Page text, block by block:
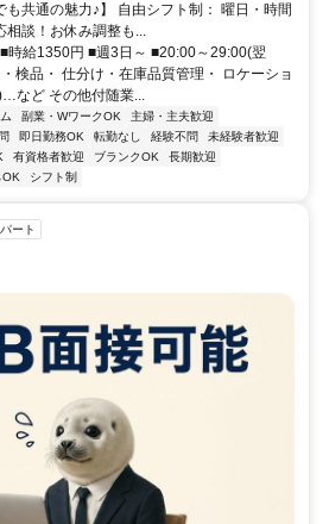
も共通の魅力♪】 自由シフト制： 曜日・時間
相談！お休み調整も...
時給1350円 ■週3日～ ■20:00～29:00(翌
検品・ 仕分け・在庫品質管理・ ロケーショ
など その他付随業...
副業・WワークOK
主婦・主夫歓迎
即日勤務OK 転勤なし 経験不問
未経験者歓迎
有資格者歓迎 ブランクOK
長期歓迎
OK シフト制
ート